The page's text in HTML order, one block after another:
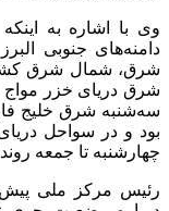
دامنه‌های جنوبی
شرق، شمال شرق
شرق دریای خزر مواج
سه‌شنبه شرق خلیج
بود و در سواحل
چهارشنبه تا جمعه
رئیس مرکز ملی